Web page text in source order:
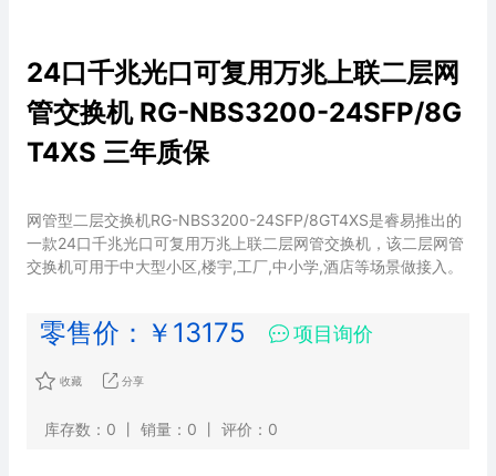
24口千兆光口可复用万兆上联二层网
管交换机 RG-NBS3200-24SFP/8G
T4XS 三年质保
网管型二层交换机RG-NBS3200-24SFP/8GT4XS是睿易推出的
一款24口千兆光口可复用万兆上联二层网管交换机，该二层网管
交换机可用于中大型小区,楼宇,工厂,中小学,酒店等场景做接入。
零售价：￥13175 项目询价
收藏  分享
库存数：0 丨 销量：0 丨 评价：0